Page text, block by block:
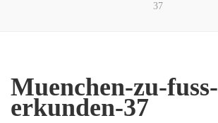
37
Muenchen-zu-fuss-
erkunden-37